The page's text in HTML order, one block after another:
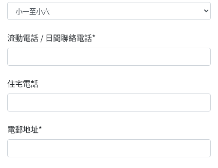
流動電話 / 日間聯絡電話*
住宅電話
電郵地址*